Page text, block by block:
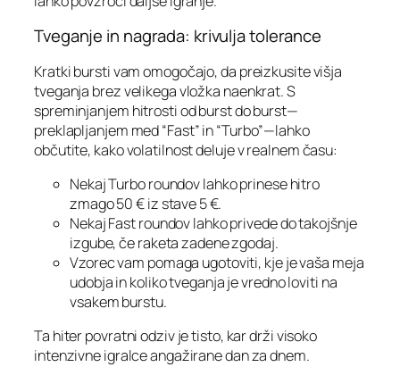
Tveganje in nagrada: krivulja tolerance
Kratki bursti vam omogočajo, da preizkusite višja
tveganja brez velikega vložka naenkrat. S
spreminjanjem hitrosti od burst do burst—
preklapljanjem med “Fast” in “Turbo”—lahko
občutite, kako volatilnost deluje v realnem času:
Nekaj Turbo roundov lahko prinese hitro
zmago 50 € iz stave 5 €.
Nekaj Fast roundov lahko privede do takojšnje
izgube, če raketa zadene zgodaj.
Vzorec vam pomaga ugotoviti, kje je vaša meja
udobja in koliko tveganja je vredno loviti na
vsakem burstu.
Ta hiter povratni odziv je tisto, kar drži visoko
intenzivne igralce angažirane dan za dnem.